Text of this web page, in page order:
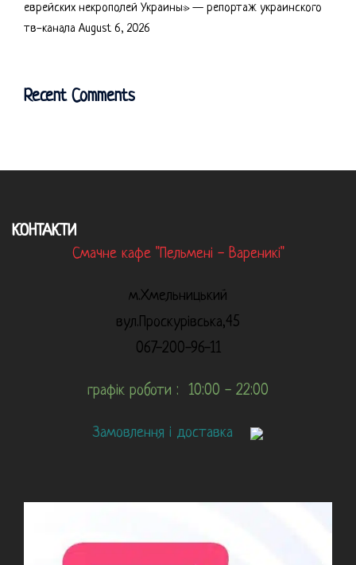
еврейских некрополей Украины» — репортаж украинского
тв-канала August 6, 2026
Recent Comments
КОНТАКТИ
Смачне кафе "Пельмені - Вареникі"
м.Хмельницький
вул.Проскурівська,45
067-200-96-11
графік роботи : 10:00 - 22:00
Замовлення і доставка